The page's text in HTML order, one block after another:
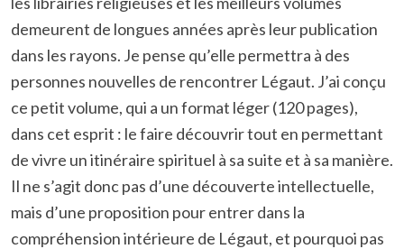
demeurent de longues années après leur publication
dans les rayons. Je pense qu’elle permettra à des
personnes nouvelles de rencontrer Légaut. J’ai conçu
ce petit volume, qui a un format léger (120 pages),
dans cet esprit : le faire découvrir tout en permettant
de vivre un itinéraire spirituel à sa suite et à sa manière.
Il ne s’agit donc pas d’une découverte intellectuelle,
mais d’une proposition pour entrer dans la
compréhension intérieure de Légaut, et pourquoi pas